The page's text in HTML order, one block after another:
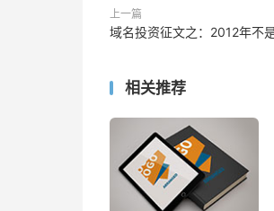
上一篇
域名投资征文之：2012年不
相关推荐